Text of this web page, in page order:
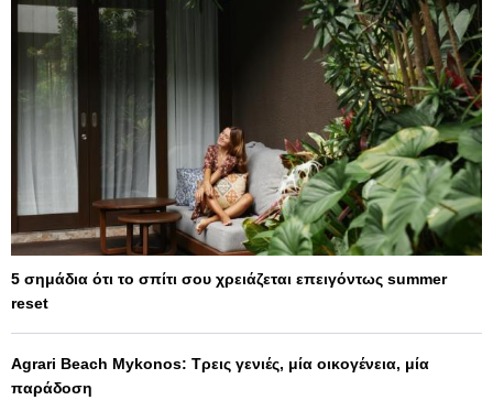
5 σημάδια ότι το σπίτι σου χρειάζεται επειγόντως summer
reset
Agrari Beach Mykonos: Τρεις γενιές, μία οικογένεια, μία
παράδοση